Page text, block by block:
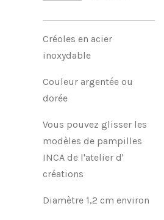
Créoles en acier
inoxydable
Couleur argentée ou
dorée
Vous pouvez glisser les
modèles de pampilles
INCA de l'atelier d'
créations
Diamètre 1,2 cm environ